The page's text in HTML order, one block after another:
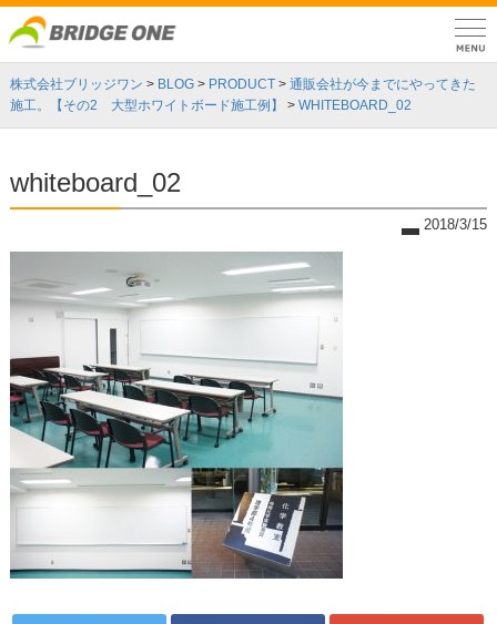
株式会社ブリッジワン > BLOG > PRODUCT > 通販会社が今までにやってきた
施工。【その2 大型ホワイトボード施工例】
> WHITEBOARD_02
whiteboard_02
2018/3/15